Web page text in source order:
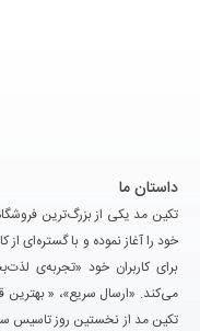
داستان ما
خود را آغاز نموده و با گستره‌ای
برای کاربران خود «تجربه‌ی
می‌کند. «ارسال سریع»، «
تکین مد از نخستین روز تاسیس